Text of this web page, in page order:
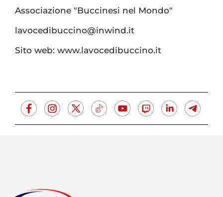
Associazione "Buccinesi nel Mondo"
lavocedibuccino@inwind.it
Sito web: www.lavocedibuccino.it